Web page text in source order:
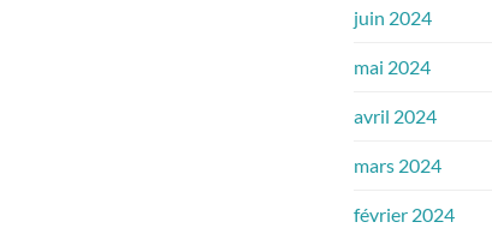
juin 2024
mai 2024
avril 2024
mars 2024
février 2024